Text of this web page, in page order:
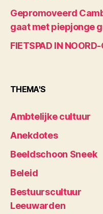
Gepromoveerd
gaat met piepjonge
FIETSPAD IN
THEMA'S
Ambtelijke cultuur
Anekdotes
Beeldschoon Sneek
Beleid
Bestuurscultuur
Leeuwarden